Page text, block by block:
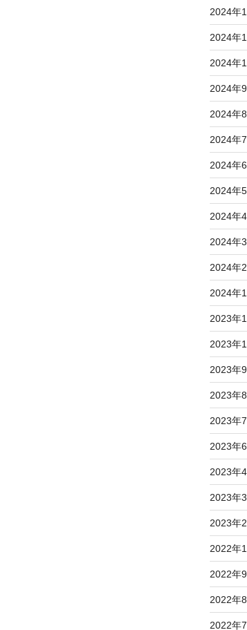
2024年
2024年
2024年
2024年
2024年
2024年
2024年
2024年
2024年
2024年
2024年
2024年
2023年
2023年
2023年
2023年
2023年
2023年
2023年
2023年
2023年
2022年
2022年
2022年
2022年